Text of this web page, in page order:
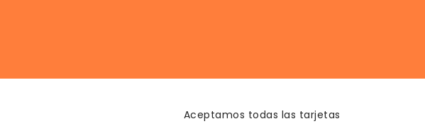
Aceptamos todas las tarjetas